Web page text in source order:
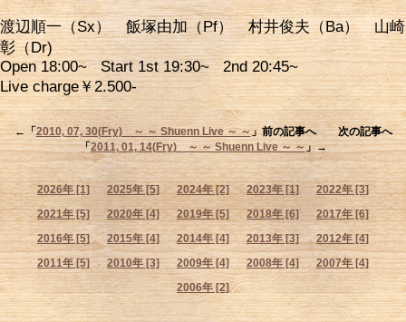
渡辺順一（Sx） 飯塚由加（Pf） 村井俊夫（Ba） 山崎
彰（Dr)
Open 18:00~ Start 1st 19:30~ 2nd 20:45~
Live charge￥2.500-
←「2010, 07, 30(Fry) ～ ～ Shuenn Live ～ ～」前の記事へ 次の記事へ
「2011, 01, 14(Fry) ～ ～ Shuenn Live ～ ～」→
2026年 [1] 2025年 [5] 2024年 [2] 2023年 [1]
2022年 [3]
2021年 [5]
2020年 [4] 2019年 [5] 2018年 [6]
2017年 [6]
2016年 [5]
2015年 [4] 2014年 [4] 2013年 [3]
2012年 [4]
2011年 [5]
2010年 [3] 2009年 [4] 2008年 [4]
2007年 [4]
2006年 [2]